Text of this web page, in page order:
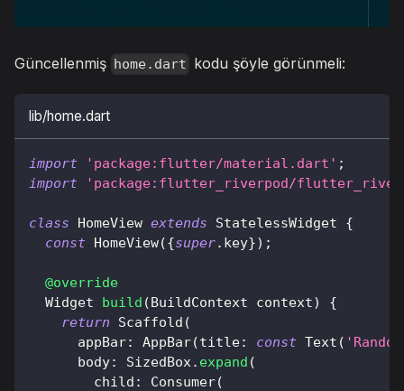
Güncellenmiş home.dart kodu şöyle görünmeli:
lib/home.dart
import 'package:flutter/material.dart' ;
import
'package:flutter_riverpod/
class HomeView extends StatelessWidget
{
const HomeView({super. key}) ;
@override
Widget
build (BuildContext context)
{
return
Scaffold (
      appBar
: AppBar(title: const Text (
      body
: SizedBox. expand (
        child
: Consumer(